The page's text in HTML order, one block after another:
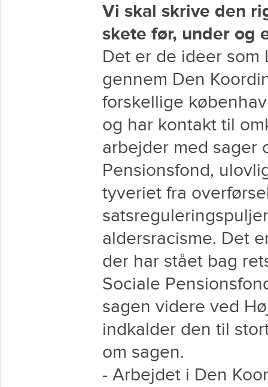
Vi skal skrive den
skete før, under og
Det er de ideer som
gennem Den
forskellige
og har kontakt til
arbejder med sager
Pensionsfond,
tyveriet fra
aldersracisme. Det
der har stået bag
Sociale
sagen videre ved
indkalder den til
om sagen.
- Arbejdet i Den